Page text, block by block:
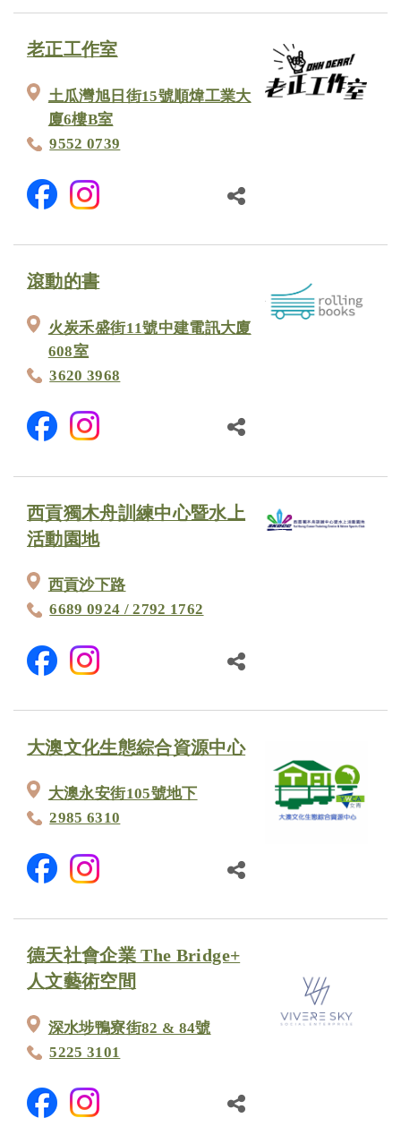
老正工作室
土瓜灣旭日街15號順煒工業大
廈6樓B室
9552 0739
滾動的書
火炭禾盛街11號中建電訊大廈
608室
3620 3968
西貢獨木舟訓練中心暨水上
活動園地
西貢沙下路
6689 0924 / 2792 1762
大澳文化生態綜合資源中心
大澳永安街105號地下
2985 6310
德天社會企業 The Bridge+
人文藝術空間
深水埗鴨寮街82 & 84號
5225 3101